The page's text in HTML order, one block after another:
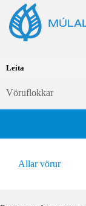
Vöruflokkar
Allar vörur